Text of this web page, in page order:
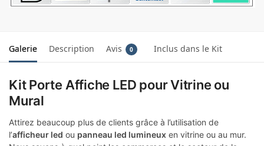
Galerie Description Avis 0 Inclus dans le Kit
Kit Porte Affiche LED pour Vitrine ou
Mural
Attirez beaucoup plus de clients grâce à l’utilisation de
l’afficheur led ou panneau led lumineux en vitrine ou au mur.